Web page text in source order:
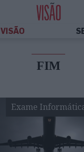
VISÃO
FIM
Exame